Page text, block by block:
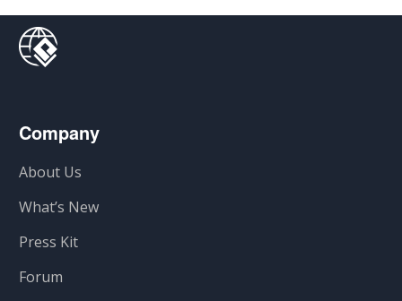
Company
About Us
What’s New
Press Kit
Forum